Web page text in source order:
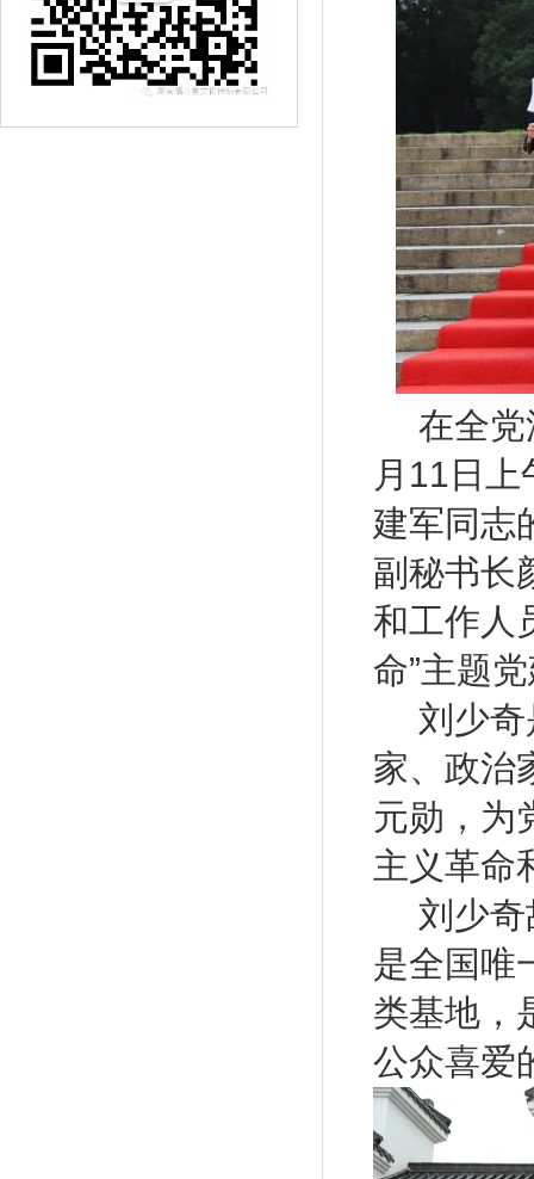
在全
月 11日
建军同志
副秘书长
和工作人
命”主题
刘少
家、政治
元勋，为
主义革命
刘少
是全国唯
类基地，
公众喜爱